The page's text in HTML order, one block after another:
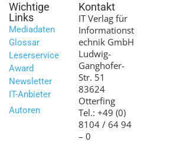
Wichtige
Links
Mediadaten
Glossar
Leserservice
Award
Newsletter
IT-Anbieter
Autoren
Kontakt
IT Verlag für
Informationst
echnik GmbH
Ludwig-
Ganghofer-
Str. 51
83624
Otterfing
Tel.: +49 (0)
8104 / 64 94
– 0